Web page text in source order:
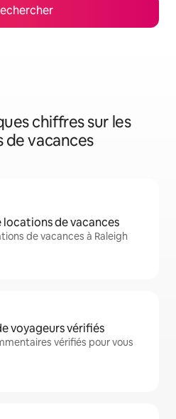
chiffres sur les
de vacances
de vacances
de vacances à Raleigh
voyageurs vérifiés
vérifiés pour vous